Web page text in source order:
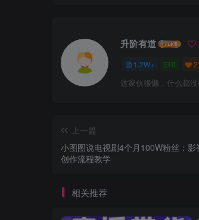
升阶有道
1.2W+ 0
这家伙很懒，什么都
上一篇
小图图说电视剧4个月100W粉丝：
创作流程教学
相关推荐